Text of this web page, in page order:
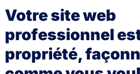
Votre site web
professionnel
propriété,